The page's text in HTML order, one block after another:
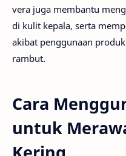
vera juga membantu
di kulit kepala, serta
akibat penggunaan
rambut.
Cara
untuk